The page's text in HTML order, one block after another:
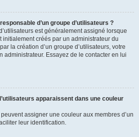
d’un groupe d’utilisateurs ?
est généralement assigné lorsque
initialement créés par un administrateur du
la création d’un groupe d’utilisateurs, votre
administrateur. Essayez de le contacter en lui
apparaissent dans une couleur
assigner une couleur aux membres d’un
leur identification.